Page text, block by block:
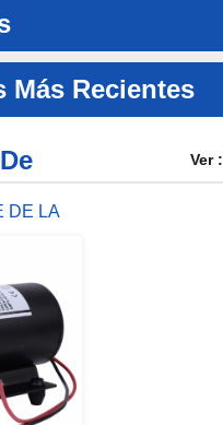
Más Recientes
Ver :
DE LA